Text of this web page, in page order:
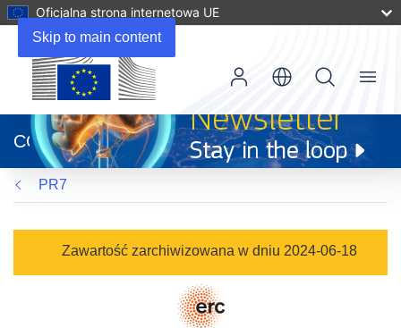
Skip to main content
Oficjalna strona internetowa UE
otworzy
się
w
nowym
oknie)
CORDIS
Menu
PR7
Zawartość zarchiwizowana w dniu 2024-06-18